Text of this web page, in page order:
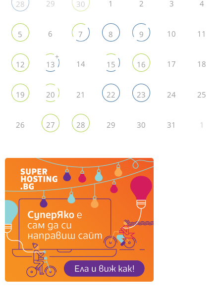
28 29 30 1 2 3 4
5 6 7 8 9 10 11
12 13
+
14 15 16 17 18
19 20 21 22 23 24 25
26 27 28 29 30 31 1